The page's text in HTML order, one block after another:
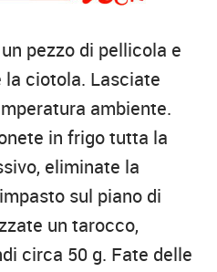
pezzo di pellicola e
ciotola. Lasciate
ambiente.
in frigo tutta la
eliminate la
sul piano di
un tarocco,
circa 50 g. Fate delle